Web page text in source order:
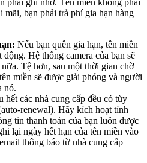
mãi, bạn phải trả phí gia hạn hàng
Nếu bạn quên gia hạn, tên miền
động. Hệ thống camera của bạn sẽ
Tệ hơn, sau một thời gian chờ
miền sẽ được giải phóng và người
nó.
hết các nhà cung cấp đều có tùy
renewal). Hãy kích hoạt tính
tin thanh toán của bạn luôn được
lại ngày hết hạn của tên miền vào
thông báo từ nhà cung cấp